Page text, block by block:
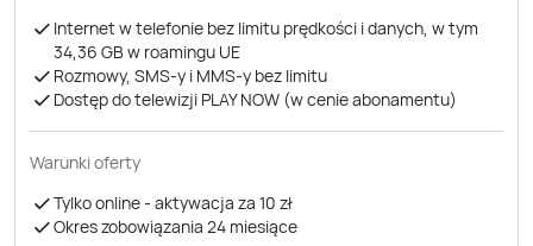
Internet w telefonie bez limitu prędkości i danych, w tym
34,36 GB ​​​​​​​w roamingu UE
Rozmowy, SMS-y i MMS-y bez limitu
Dostęp do telewizji PLAY NOW (w cenie abonamentu)
Warunki oferty
Tylko online - aktywacja za 10 zł
Okres zobowiązania 24 miesiące